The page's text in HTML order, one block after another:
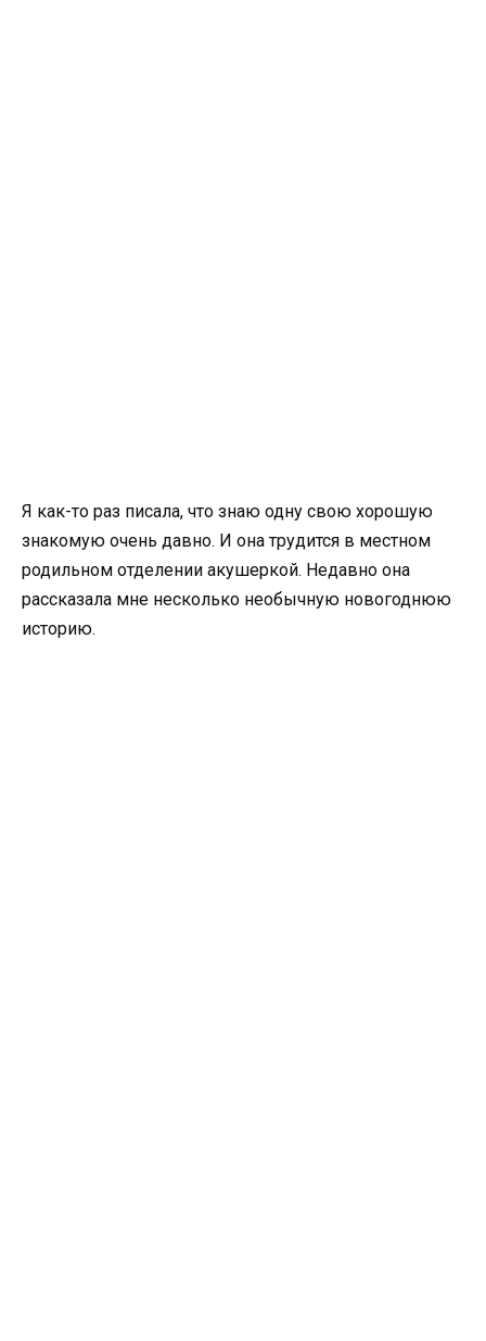
Я как-то раз писала, что знаю одну свою хорошую
знакомую очень давно. И она трудится в местном
родильном отделении акушеркой. Недавно она
рассказала мне несколько необычную новогоднюю
историю.